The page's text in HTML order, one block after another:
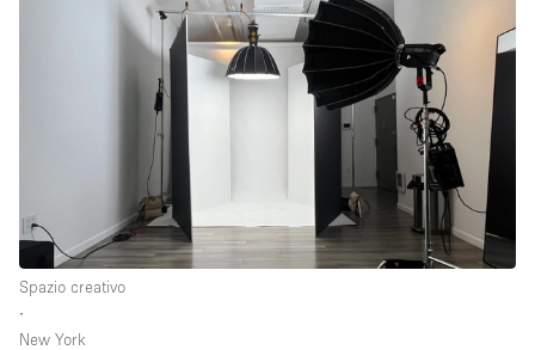
Terrace
Tetto / Terrazza
Vista incredibile
Water Access
Whitebox / Minimal
Spazio creativo
∙
New York